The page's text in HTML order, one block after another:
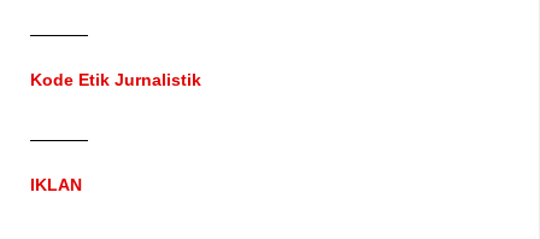
Kode Etik Jurnalistik
IKLAN